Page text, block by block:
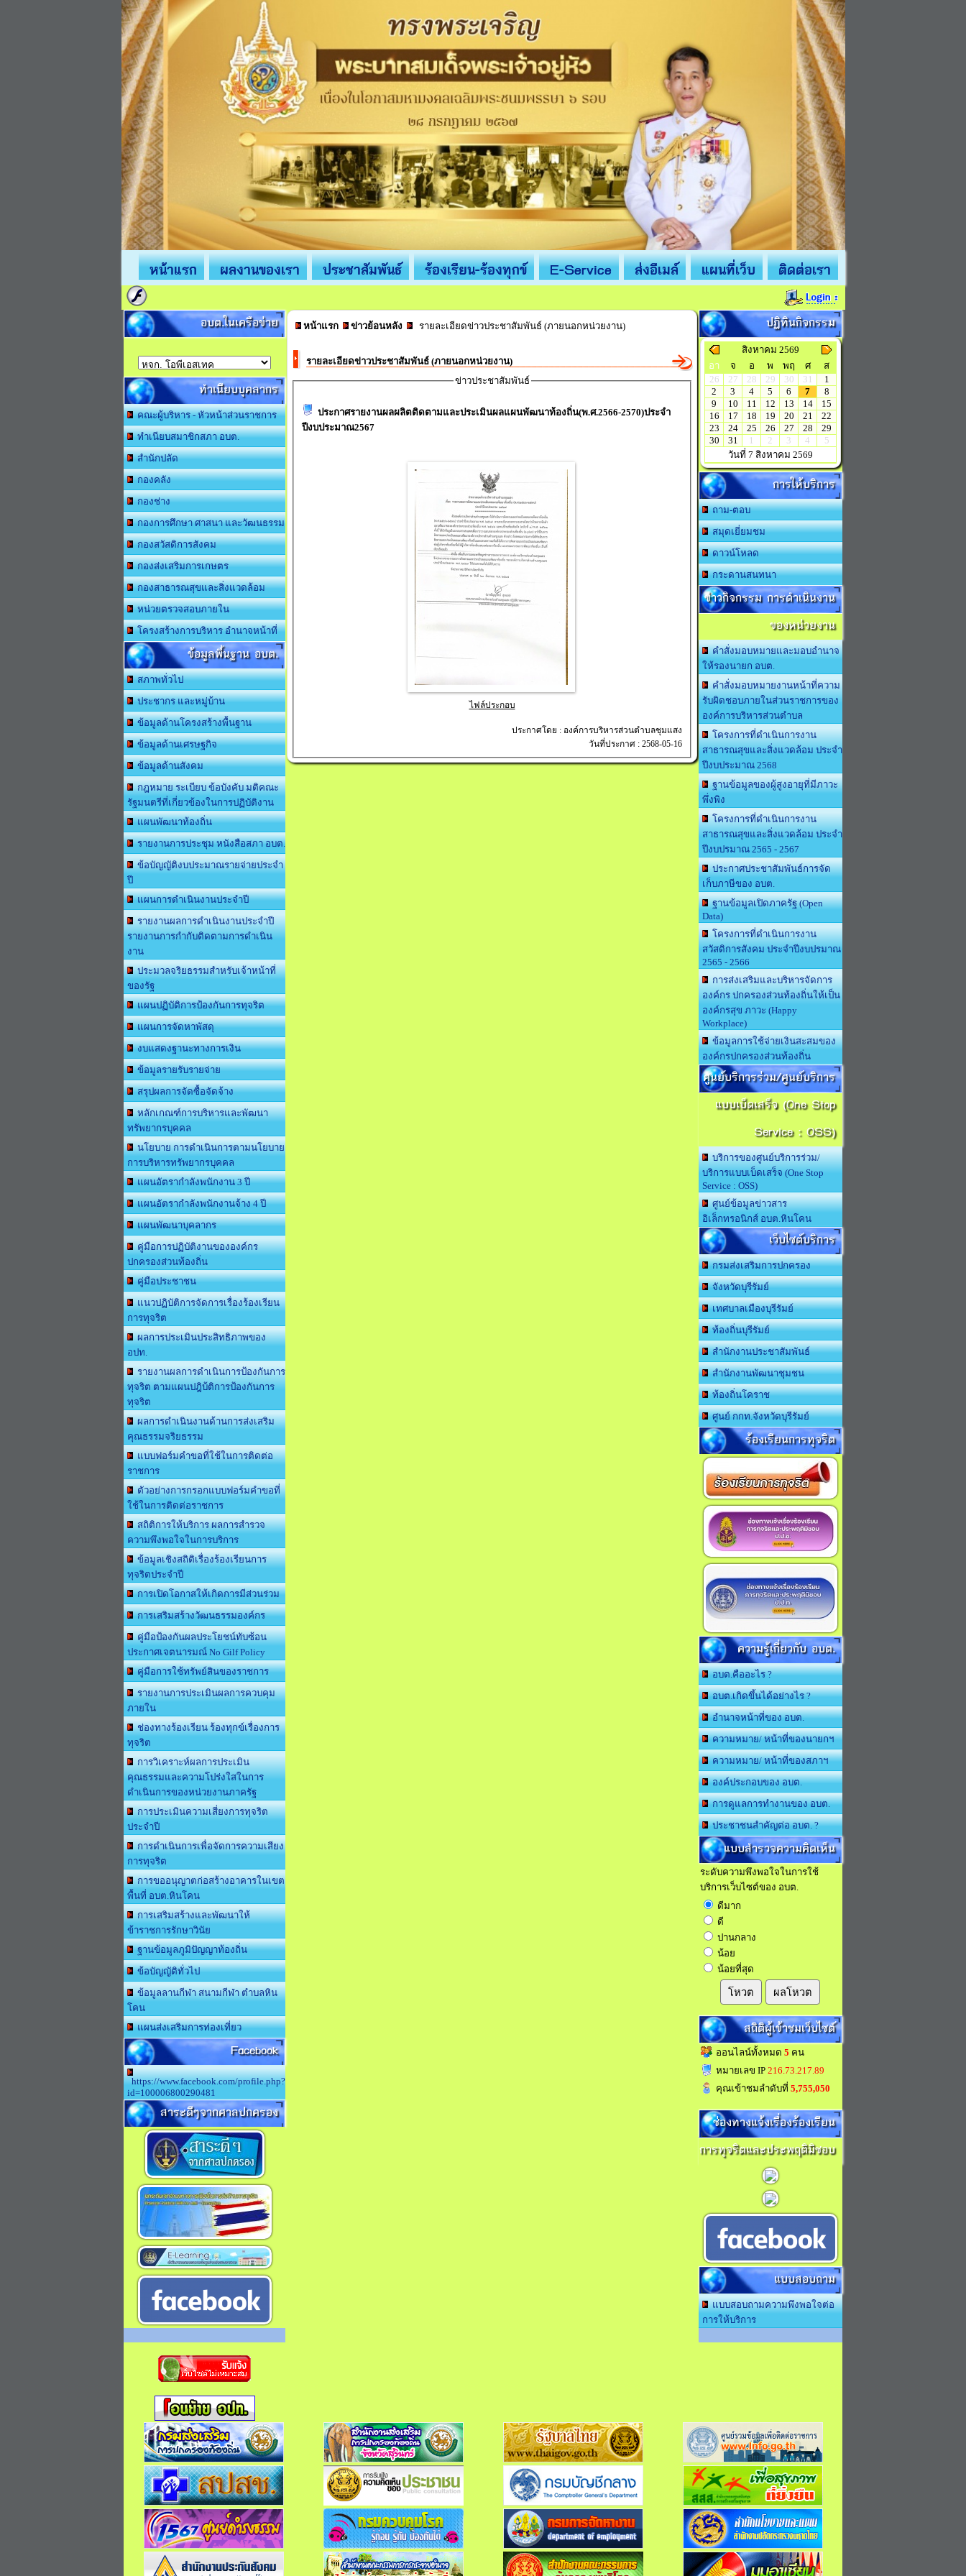
หน้าแรก ผลงานของเรา ประชาสัมพันธ์ ร้องเรียน-ร้องทุกข์ E-Service ส่งอีเมล์ แผนที่เว็บ ติดต่อเรา
อบต.ในเครือข่าย
ทำเนียบบุคลากร
คณะผู้บริหาร - หัวหน้าส่วนราชการ
ทำเนียบสมาชิกสภา อบต.
สำนักปลัด
กองคลัง
กองช่าง
กองการศึกษา ศาสนา และวัฒนธรรม
กองสวัสดิการสังคม
กองส่งเสริมการเกษตร
กองสาธารณสุขและสิ่งแวดล้อม
หน่วยตรวจสอบภายใน
โครงสร้างการบริหาร อำนาจหน้าที่
ข้อมูลพื้นฐาน อบต.
สภาพทั่วไป
ประชากร และหมู่บ้าน
ข้อมูลด้านโครงสร้างพื้นฐาน
ข้อมูลด้านเศรษฐกิจ
ข้อมูลด้านสังคม
กฎหมาย ระเบียบ ข้อบังคับ มติคณะ
รัฐมนตรีที่เกี่ยวข้องในการปฏิบัติงาน
แผนพัฒนาท้องถิ่น
รายงานการประชุม หนังสือสภา อบต.
ข้อบัญญัติงบประมาณรายจ่ายประจำ
ปี
แผนการดำเนินงานประจำปี
รายงานผลการดำเนินงานประจำปี
รายงานการกำกับติดตามการดำเนิน
งาน
ประมวลจริยธรรมสำหรับเจ้าหน้าที่
ของรัฐ
แผนปฏิบัติการป้องกันการทุจริต
แผนการจัดหาพัสดุ
งบแสดงฐานะทางการเงิน
ข้อมูลรายรับรายจ่าย
สรุปผลการจัดซื้อจัดจ้าง
หลักเกณฑ์การบริหารและพัฒนา
ทรัพยากรบุคคล
นโยบาย การดำเนินการตามนโยบาย
การบริหารทรัพยากรบุคคล
แผนอัตรากำลังพนักงาน 3 ปี
แผนอัตรากำลังพนักงานจ้าง 4 ปี
แผนพัฒนาบุคลากร
คู่มือการปฏิบัติงานขององค์กร
ปกครองส่วนท้องถิ่น
คู่มือประชาชน
แนวปฏิบัติการจัดการเรื่องร้องเรียน
การทุจริต
ผลการประเมินประสิทธิภาพของ
อปท.
รายงานผลการดำเนินการป้องกันการ
ทุจริต ตามแผนปฎิบ้ติการป้องกันการ
ทุจริต
ผลการดำเนินงานด้านการส่งเสริม
คุณธรรมจริยธรรม
แบบฟอร์มคำขอที่ใช้ในการติดต่อ
ราชการ
ตัวอย่างการกรอกแบบฟอร์มคำขอที่
ใช้ในการติดต่อราชการ
สถิติการให้บริการ ผลการสำรวจ
ความพึงพอใจในการบริการ
ข้อมูลเชิงสถิติเรื่องร้องเรียนการ
ทุจริตประจำปี
การเปิดโอกาสให้เกิดการมีส่วนร่วม
การเสริมสร้างวัฒนธรรมองค์กร
คู่มือป้องกันผลประโยชน์ทับซ้อน
ประกาศเจตนารมณ์ No Gilf Policy
คู่มือการใช้ทรัพย์สินของราชการ
รายงานการประเมินผลการควบคุม
ภายใน
ช่องทางร้องเรียน ร้องทุกข์เรื่องการ
ทุจริต
การวิเคราะห์ผลการประเมิน
คุณธรรมและความโปร่งใสในการ
ดำเนินการของหน่วยงานภาครัฐ
การประเมินความเสี่ยงการทุจริต
ประจำปี
การดำเนินการเพื่อจัดการความเสียง
การทุจริต
การขออนุญาตก่อสร้างอาคารในเขต
พื้นที่ อบต.หินโคน
การเสริมสร้างและพัฒนาให้
ข้าราชการรักษาวินัย
ฐานข้อมูลภูมิปัญญาท้องถิ่น
ข้อบัญญัติทั่วไป
ข้อมูลลานกีฬา สนามกีฬา ตำบลหิน
โคน
แผนส่งเสริมการท่องเที่ยว
Facebook
https://www.facebook.com/profile.php?
id=100006800290481
สาระดีๆจากศาลปกครอง
หน้าแรก ข่าวย้อนหลัง รายละเอียดข่าวประชาสัมพันธ์ (ภายนอกหน่วยงาน)
รายละเอียดข่าวประชาสัมพันธ์ (ภายนอกหน่วยงาน)
ข่าวประชาสัมพันธ์
ประกาศรายงานผลผลิตติดตามและประเมินผลแผนพัฒนาท้องถิ่น(พ.ศ.2566-2570)ประจำ
ปีงบประมาณ2567
ไฟล์ประกอบ
ประกาศโดย : องค์การบริหารส่วนตำบลชุมแสง
วันที่ประกาศ : 2568-05-16
ปฏิทินกิจกรรม
สิงหาคม 2569
อา
จ อ พ พฤ ศ
ส
26
27 28 29 30 31
1
2
3 4 5 6 7
8
9
10 11 12 13 14
15
16
17 18 19 20 21
22
23
24 25 26 27 28
29
30
31 1 2 3 4
5
วันที่ 7 สิงหาคม 2569
การให้บริการ
ถาม-ตอบ
สมุดเยี่ยมชม
ดาวน์โหลด
กระดานสนทนา
ข่าวกิจกรรม การดำเนินงาน
ของหน่วยงาน
คำสั่งมอบหมายและมอบอำนาจ
ให้รองนายก อบต.
คำสั่งมอบหมายงานหน้าที่ความ
รับผิดชอบภายในส่วนราชการของ
องค์การบริหารส่วนตำบล
โครงการที่ดำเนินการงาน
สาธารณสุขและสิ่งแวดล้อม ประจำ
ปีงบประมาณ 2568
ฐานข้อมูลของผู้สูงอายุที่มีภาวะ
พึ่งพิง
โครงการที่ดำเนินการงาน
สาธารณสุขและสิ่งแวดล้อม ประจำ
ปีงบปรมาณ 2565 - 2567
ประกาศประชาสัมพันธ์การจัด
เก็บภาษีของ อบต.
ฐานข้อมูลเปิดภาครัฐ (Open
Data)
โครงการที่ดำเนินการงาน
สวัสดิการสังคม ประจำปีงบปรมาณ
2565 - 2566
การส่งเสริมและบริหารจัดการ
องค์กร ปกครองส่วนท้องถิ่นให้เป็น
องค์กรสุข ภาวะ (Happy
Workplace)
ข้อมูลการใช้จ่ายเงินสะสมของ
องค์กรปกครองส่วนท้องถิ่น
ศูนย์บริการร่วม/ศูนย์บริการ
แบบเบ็ดเสร็จ (One Stop
Service : OSS)
บริการของศูนย์บริการร่วม/
บริการแบบเบ็ดเสร็จ (One Stop
Service : OSS)
ศูนย์ข้อมูลข่าวสาร
อิเล็กทรอนิกส์ อบต.หินโคน
เว็บไซต์บริการ
กรมส่งเสริมการปกครอง
จังหวัดบุรีรัมย์
เทศบาลเมืองบุรีรัมย์
ท้องถิ่นบุรีรัมย์
สำนักงานประชาสัมพันธ์
สำนักงานพัฒนาชุมชน
ท้องถิ่นโคราช
ศูนย์ กกท.จังหวัดบุรีรัมย์
ร้องเรียนการทุจริต
ความรู้เกี่ยวกับ อบต.
อบต.คืออะไร ?
อบต.เกิดขึ้นได้อย่างไร ?
อำนาจหน้าที่ของ อบต.
ความหมาย/ หน้าที่ของนายกฯ
ความหมาย/ หน้าที่ของสภาฯ
องค์ประกอบของ อบต.
การดูแลการทำงานของ อบต.
ประชาชนสำคัญต่อ อบต. ?
แบบสำรวจความคิดเห็น
ระดับความพึงพอใจในการใช้
บริการเว็บไซต์ของ อบต.
ดีมาก
ดี
ปานกลาง
น้อย
น้อยที่สุด
โหวต ผลโหวต
สถิติผู้เข้าชมเว็บไซต์
ออนไลน์ทั้งหมด 5 คน
หมายเลข IP 216.73.217.89
คุณเข้าชมลำดับที่ 5,755,050
ช่องทางแจ้งเรื่องร้องเรียน
การทุจริตและประพฤติมิชอบ
แบบสอบถาม
แบบสอบถามความพึงพอใจต่อ
การให้บริการ